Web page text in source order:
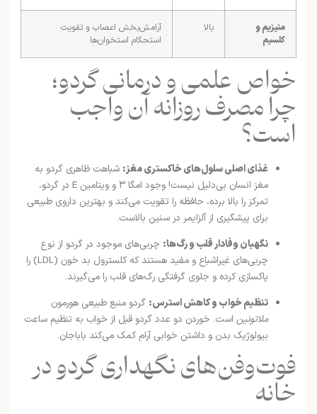
منیزیم و
کلسیم
بالا
آرامش‌بخش اعصاب و تقویت
استحکام استخوان‌ها
خواص علمی و درمانی گردو؛
چرا مصرف روزانه آن واجب
است؟
غذای اصلی سلول‌های خاکستری مغز: شباهت ظاهری گردو به
مغز انسان بی‌دلیل نیست! وجود امگا ۳ و ویتامین E در گردو،
تمرکز را بالا برده، حافظه را تقویت می‌کند و بهترین داروی طبیعی
برای پیشگیری از آلزایمر در سنین بالاست.
نگهبان وفادار قلب و رگ‌ها: چربی‌های موجود در گردو از نوع
چربی‌های غیراشباع و مفید هستند که کلسترول بد خون (LDL) را
پاکسازی کرده و جلوی گرفتگی رگ‌های قلب را می‌گیرند.
تنظیم خواب و کاهش استرس: گردو منبع طبیعی هورمون
ملاتونین است. خوردن دو عدد گردو قبل از خواب به تنظیم ساعت
بیولوژیک بدن و داشتن خوابی آرام کمک می‌کند باباجان.
فوت‌وفن‌های نگهداری گردو در
خانه